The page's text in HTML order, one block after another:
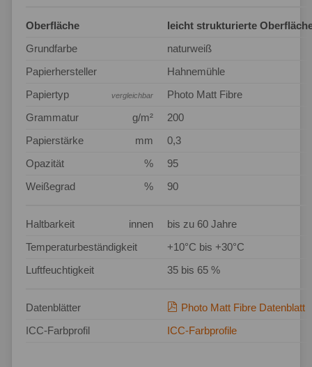
Oberfläche
leicht strukturierte
Grundfarbe
naturweiß
Papierhersteller
Hahnemühle
Papiertyp
vergleichbar
Photo Matt Fibre
Grammatur
g/m²
200
Papierstärke
mm
0,3
Opazität
%
95
Weißegrad
% 90
Haltbarkeit innen
bis zu 60 Jahre
Temperaturbeständigkeit
+10°C bis +30°C
Luftfeuchtigkeit
35 bis 65 %
Datenblätter
Photo Matt Fibre Datenblatt
ICC-Farbprofil
ICC-Farbprofile